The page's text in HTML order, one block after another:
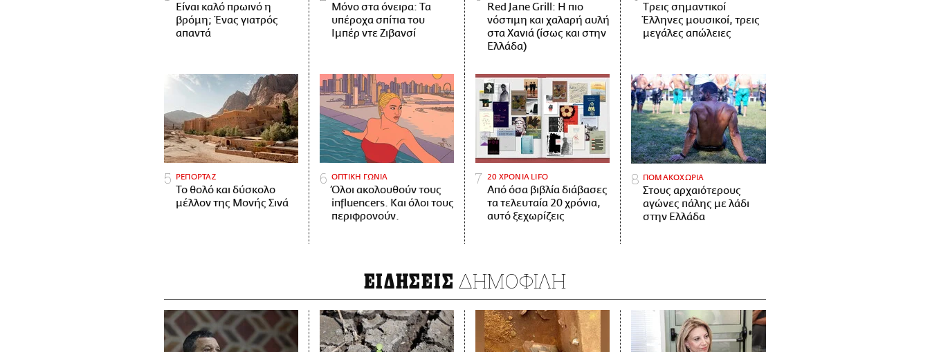
Είναι καλό πρωινό η
βρόμη; Ένας γιατρός
απαντά
Μόνο στα όνειρα: Τα
υπέροχα σπίτια του
Ιμπέρ ντε Ζιβανσί
Red Jane Grill: Η πιο
νόστιμη και χαλαρή αυλή
στα Χανιά (ίσως και στην
Ελλάδα)
Tρεις σημαντικοί
Έλληνες μουσικοί, τρεις
μεγάλες απώλειες
ΡΕΠΟΡΤΑΖ
Το θολό και δύσκολο
μέλλον της Μονής Σινά
ΟΠΤΙΚΗ ΓΩΝΙΑ
Όλοι ακολουθούν τους
influencers. Και όλοι τους
περιφρονούν.
20 ΧΡΟΝΙΑ LIFO
Από όσα βιβλία διάβασες
τα τελευταία 20 χρόνια,
αυτό ξεχωρίζεις
ΠΟΜΑΚΟΧΩΡΙΑ
Στους αρχαιότερους
αγώνες πάλης με λάδι
στην Ελλάδα
ΕΙΔΗΣΕΙΣ ΔΗΜΟΦΙΛΗ